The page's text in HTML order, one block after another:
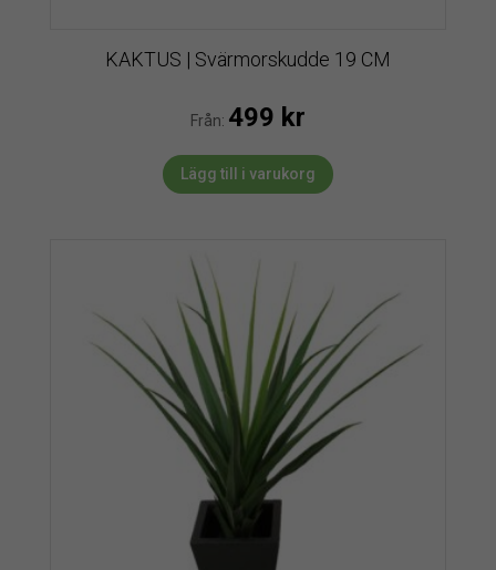
KAKTUS | Svärmorskudde 19 CM
Från: 499 kr
Lägg till i varukorg